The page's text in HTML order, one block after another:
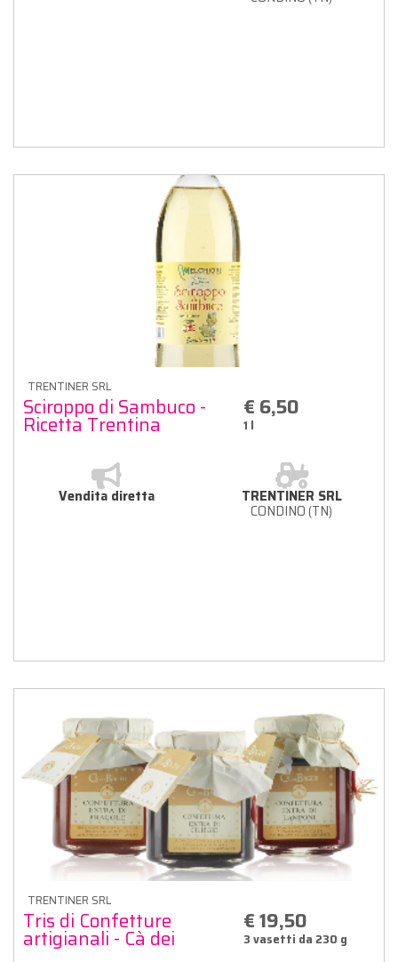
TRENTINER SRL
Sciroppo di Sambuco -
Ricetta Trentina
€ 6,50
1 l
Vendita diretta TRENTINER SRL
CONDINO (TN)
TRENTINER SRL
Tris di Confetture
artigianali - Cà dei
Baghi
€ 19,50
3 vasetti da 230 g